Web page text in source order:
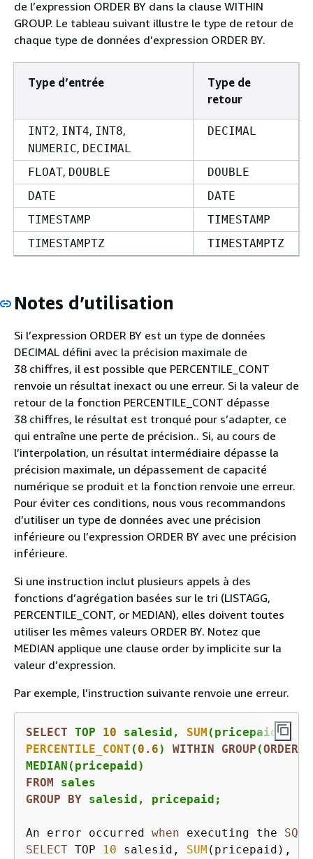
de l’expression ORDER BY dans la clause WITHIN
GROUP. Le tableau suivant illustre le type de retour de
chaque type de données d’expression ORDER BY.
Type d’entrée
Type de
retour
INT2, INT4, INT8,
NUMERIC, DECIMAL
DECIMAL
FLOAT, DOUBLE
DOUBLE
DATE
DATE
TIMESTAMP
TIMESTAMP
TIMESTAMPTZ
TIMESTAMPTZ
Notes d’utilisation
Si l’expression ORDER BY est un type de données
DECIMAL défini avec la précision maximale de
38 chiffres, il est possible que PERCENTILE_CONT
renvoie un résultat inexact ou une erreur. Si la valeur de
retour de la fonction PERCENTILE_CONT dépasse
38 chiffres, le résultat est tronqué pour s’adapter, ce
qui entraîne une perte de précision.. Si, au cours de
l’interpolation, un résultat intermédiaire dépasse la
précision maximale, un dépassement de capacité
numérique se produit et la fonction renvoie une erreur.
Pour éviter ces conditions, nous vous recommandons
d’utiliser un type de données avec une précision
inférieure ou l’expression ORDER BY avec une précision
inférieure.
Si une instruction inclut plusieurs appels à des
fonctions d’agrégation basées sur le tri (LISTAGG,
PERCENTILE_CONT, or MEDIAN), elles doivent toutes
utiliser les mêmes valeurs ORDER BY. Notez que
MEDIAN applique une clause order by implicite sur la
valeur d’expression.
Par exemple, l’instruction suivante renvoie une erreur.
SELECT TOP 10 salesid, SUM
PERCENTILE_CONT ( 0.6) WITHIN GROUP (ORDER
FROM
GROUP
BY salesid, pricepaid;
An error occurred when executing the SQL
SELECT TOP 10 salesid, SUM